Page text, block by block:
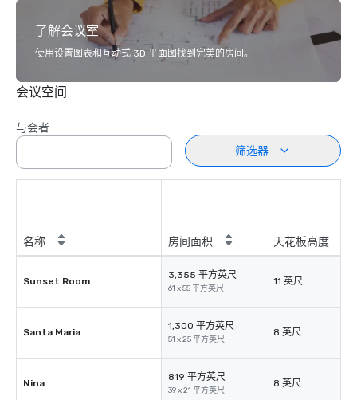
了解会议室
使用设置图表和互动式 3D 平面图找到完美的房间。
会议空间
与会者
筛选器
名称 房间面积 天花板高度
Sunset Room
3,355 平方英尺
61 x 55 平方英尺
11 英尺
Santa Maria
1,300 平方英尺
51 x 25 平方英尺
8 英尺
Nina
819 平方英尺
39 x 21 平方英尺
8 英尺